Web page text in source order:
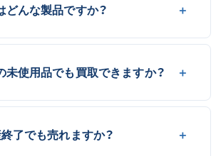
どんな製品ですか？
未使用品でも買取できますか？
了でも売れますか？